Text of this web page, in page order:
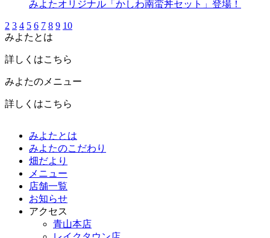
みよたオリジナル「かしわ南蛮丼セット」登場！
2 3 4 5 6 7 8 9 10
みよたとは
詳しくはこちら
みよたのメニュー
詳しくはこちら
みよたとは
みよたのこだわり
畑だより
メニュー
店舗一覧
お知らせ
アクセス
青山本店